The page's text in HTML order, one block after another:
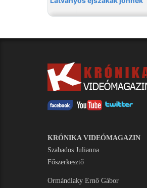
KRÓNIKA VIDEÓMAGAZIN
Szabados Julianna
Főszerkesztő
Ormándlaky Ernő Gábor